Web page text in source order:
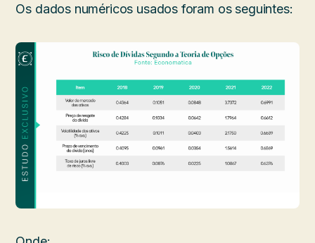
Os dados numéricos usados foram os seguintes: